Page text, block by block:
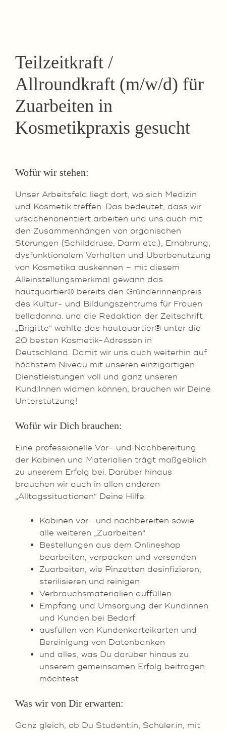
Teilzeitkraft /
Allroundkraft (m/w/d) für
Zuarbeiten in
Kosmetikpraxis gesucht
Wofür wir stehen:
Unser Arbeitsfeld liegt dort, wo sich Medizin
und Kosmetik treffen. Das bedeutet, dass wir
ursachenorientiert arbeiten und uns auch mit
den Zusammenhängen von organischen
Störungen (Schilddrüse, Darm etc.), Ernährung,
dysfunktionalem Verhalten und Überbenutzung
von Kosmetika auskennen – mit diesem
Alleinstellungsmerkmal gewann das
hautquartier® bereits den Gründerinnenpreis
des Kultur- und Bildungszentrums für Frauen
belladonna. und die Redaktion der Zeitschrift
„Brigitte“ wählte das hautquartier® unter die
20 besten Kosmetik-Adressen in
Deutschland. Damit wir uns auch weiterhin auf
höchstem Niveau mit unseren einzigartigen
Dienstleistungen voll und ganz unseren
Kund:Innen widmen können, brauchen wir Deine
Unterstützung!
Wofür wir Dich brauchen:
Eine professionelle Vor- und Nachbereitung
der Kabinen und Materialien trägt maßgeblich
zu unserem Erfolg bei. Darüber hinaus
brauchen wir auch in allen anderen
„Alltagssituationen“ Deine Hilfe:
Kabinen vor- und nachbereiten sowie
alle weiteren „Zuarbeiten“
Bestellungen aus dem Onlineshop
bearbeiten, verpacken und versenden
Zuarbeiten, wie Pinzetten desinfizieren,
sterilisieren und reinigen
Verbrauchsmaterialien auffüllen
Empfang und Umsorgung der Kundinnen
und Kunden bei Bedarf
ausfüllen von Kundenkarteikarten und
Bereinigung von Datenbanken
und alles, was Du darüber hinaus zu
unserem gemeinsamen Erfolg beitragen
möchtest
Was wir von Dir erwarten:
Ganz gleich, ob Du Student:in, Schüler:in, mit